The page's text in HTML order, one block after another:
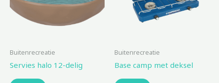
Buitenrecreatie
Servies halo 12-delig
Buitenrecreatie
Base camp met deksel